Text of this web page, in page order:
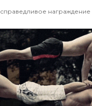
справедливое награждение